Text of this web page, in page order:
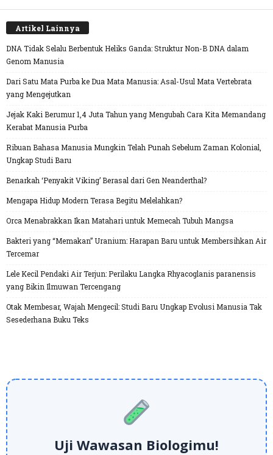
Artikel Lainnya
DNA Tidak Selalu Berbentuk Heliks Ganda: Struktur Non-B DNA dalam
Genom Manusia
Dari Satu Mata Purba ke Dua Mata Manusia: Asal-Usul Mata Vertebrata
yang Mengejutkan
Jejak Kaki Berumur 1,4 Juta Tahun yang Mengubah Cara Kita Memandang
Kerabat Manusia Purba
Ribuan Bahasa Manusia Mungkin Telah Punah Sebelum Zaman Kolonial,
Ungkap Studi Baru
Benarkah ‘Penyakit Viking’ Berasal dari Gen Neanderthal?
Mengapa Hidup Modern Terasa Begitu Melelahkan?
Orca Menabrakkan Ikan Matahari untuk Memecah Tubuh Mangsa
Bakteri yang “Memakan” Uranium: Harapan Baru untuk Membersihkan Air
Tercemar
Lele Kecil Pendaki Air Terjun: Perilaku Langka Rhyacoglanis paranensis
yang Bikin Ilmuwan Tercengang
Otak Membesar, Wajah Mengecil: Studi Baru Ungkap Evolusi Manusia Tak
Sesederhana Buku Teks
Uji Wawasan Biologimu!